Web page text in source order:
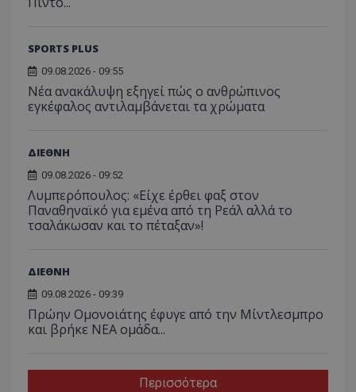
SPORTS PLUS
09.08.2026 - 09:55
Νέα ανακάλυψη εξηγεί πώς ο ανθρώπινος
εγκέφαλος αντιλαμβάνεται τα χρώματα
ΔΙΕΘΝΗ
09.08.2026 - 09:52
Λυμπερόπουλος: «Είχε έρθει φαξ στον
Παναθηναϊκό για εμένα από τη Ρεάλ αλλά το
τσαλάκωσαν και το πέταξαν»!
ΔΙΕΘΝΗ
09.08.2026 - 09:39
Πρώην Ομονοιάτης έφυγε από την Μίντλεσμπρο
και βρήκε ΝΕΑ ομάδα...
Περισσότερα